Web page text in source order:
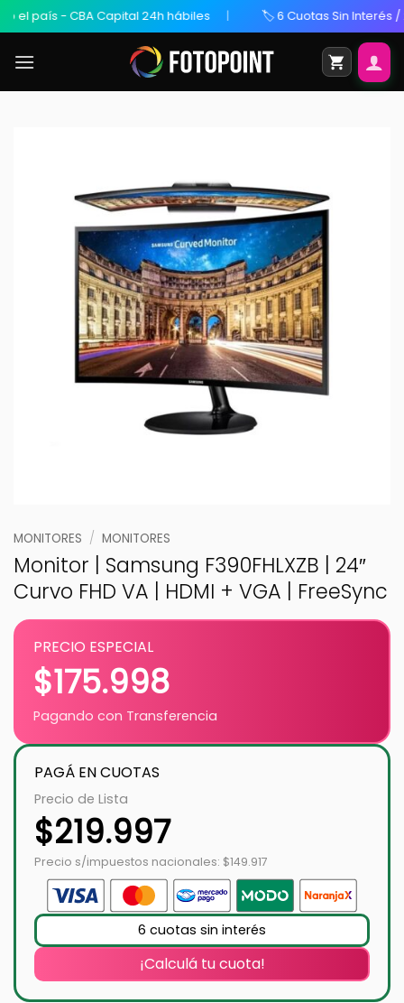
- CBA Capital 24h hábiles 🏷️ 6 Cuotas Sin Interés / 20%
MONITORES / MONITORES
Monitor | Samsung F390FHLXZB | 24″
Curvo FHD VA | HDMI + VGA | FreeSync
PRECIO ESPECIAL
$175.998
Pagando con Transferencia
PAGÁ EN CUOTAS
Precio de Lista
$219.997
Precio s/impuestos nacionales: $149.917
6 cuotas sin interés
¡Calculá tu cuota!